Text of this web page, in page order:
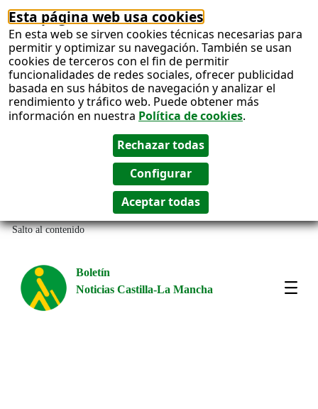
Esta página web usa cookies
En esta web se sirven cookies técnicas necesarias para
permitir y optimizar su navegación. También se usan
cookies de terceros con el fin de permitir
funcionalidades de redes sociales, ofrecer publicidad
basada en sus hábitos de navegación y analizar el
rendimiento y tráfico web. Puede obtener más
información en nuestra Política de cookies.
Salto al contenido
Boletín
Noticias Castilla-La Mancha